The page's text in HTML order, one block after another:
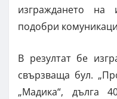
изграждането на
подобри
В резултат бе
свързваща бул.
„Мадика“, дълга